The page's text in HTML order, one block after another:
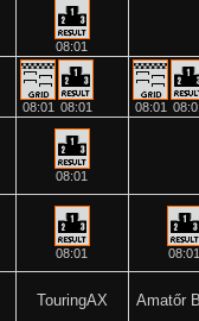
08:01
08:01 08:01 08:01
08:01
08:01 08:01
TouringAX Amatőr